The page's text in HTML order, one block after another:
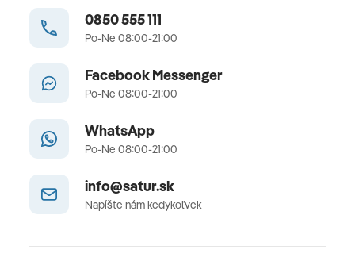
0850 555 111
Po-Ne 08:00-21:00
Facebook Messenger
Po-Ne 08:00-21:00
WhatsApp
Po-Ne 08:00-21:00
info@satur.sk
Napíšte nám kedykoľvek